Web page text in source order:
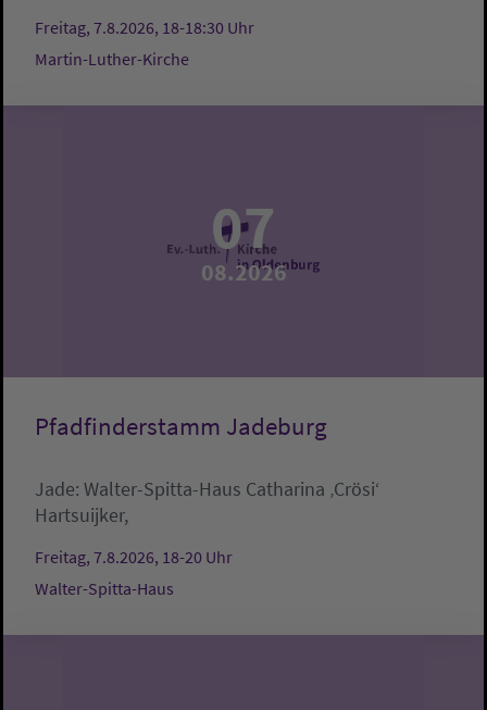
Freitag, 7.8.2026, 18-18:30 Uhr
Martin-Luther-Kirche
07
08.2026
Pfadfinderstamm Jadeburg
Jade: Walter-Spitta-Haus Catharina ‚Crösi‘
Hartsuijker,
Freitag, 7.8.2026, 18-20 Uhr
Walter-Spitta-Haus